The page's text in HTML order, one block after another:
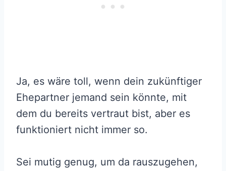
Ja, es wäre toll, wenn dein zukünftiger
Ehepartner jemand sein könnte, mit
dem du bereits vertraut bist, aber es
funktioniert nicht immer so.
Sei mutig genug, um da rauszugehen,